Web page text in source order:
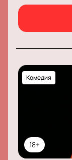
18+
Комедия